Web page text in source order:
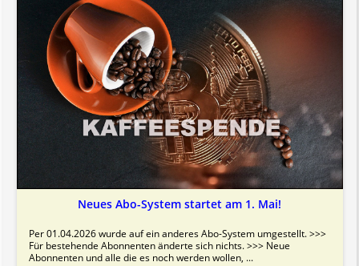
Neues Abo-System startet am 1. Mai!
Per 01.04.2026 wurde auf ein anderes Abo-System umgestellt. >>>
Für bestehende Abonnenten änderte sich nichts. >>> Neue
Abonnenten und alle die es noch werden wollen, ...